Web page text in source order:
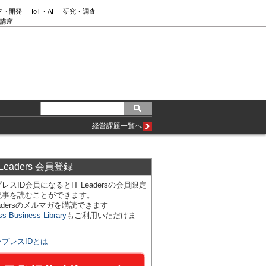
ト開発 IoT・AI
研究・調査
座
経営課題一覧へ
会員登録
スID会員になるとIT Leadersの会員限定
を読むことができます。
のメルマガを購読できます
Business Libraryもご利用いただけま
プレスIDとは